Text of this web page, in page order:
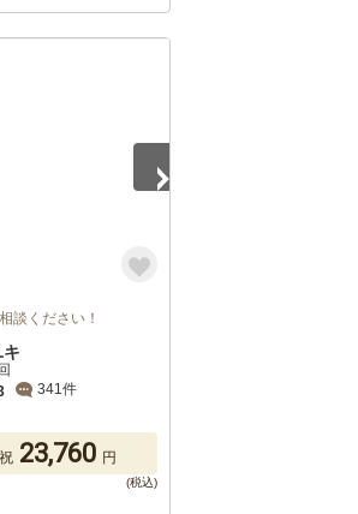
談ください！
341件
23,760 円